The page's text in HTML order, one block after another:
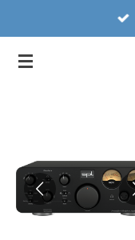
Hauptinhalt
springen